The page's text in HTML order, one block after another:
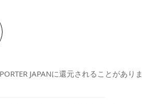
JAPANに還元されることがありま